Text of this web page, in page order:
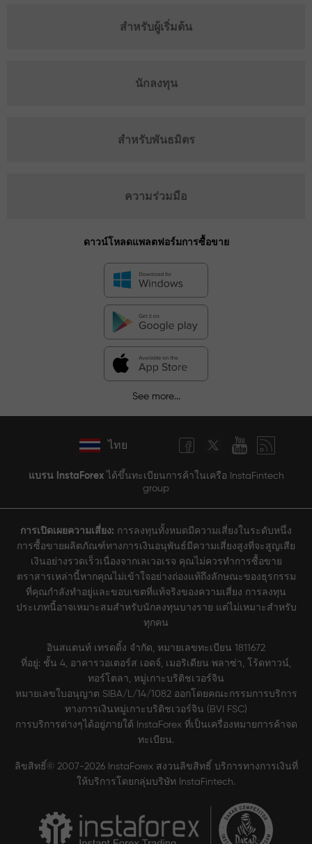
สำหรับผู้เริ่มต้น
นักลงทุน
สำหรับพันธมิตร
ความร่วมมือ
ดาวน์โหลดแพลตฟอร์มการซื้อขาย
See more...
ไทย
แบรน InstaForexได้ขึ้นทะเบียนการค้าในเครือ InstaFintech
group
การเปิดเผยความเสี่ยง: การลงทุนทั้งหมดมีความเสี่ยงในระดับหนึ่ง
การซื้อขายผลิตภัณฑ์ทางการเงินอนุพันธ์มีความเสี่ยงสูงที่จะสูญเสีย
เงินอย่างรวดเร็วเนื่องจากเลเวอเรจ คุณไม่ควรทำการซื้อขาย
ตราสารเหล่านี้หากคุณไม่เข้าใจอย่างถ่องแท้ถึงลักษณะของธุรกรรม
ที่คุณกำลังทำอยู่และขอบเขตที่แท้จริงของความเสี่ยง การลงทุน
ประเภทนี้อาจเหมาะสมสำหรับนักลงทุนบางราย แต่ไม่เหมาะสำหรับ
ทุกคน
อินสแตนท์ เทรดดิ้ง จำกัด, หมายเลขทะเบียน 1811672
ที่อยู่: ชั้น 4, อาคารวอเตอร์ส เอดจ์, เมอริเดียน พลาซ่า, โร้ดทาวน์,
ทอร์โตลา, หมู่เกาะบริติชเวอร์จิน
หมายเลขใบอนุญาต SIBA/L/14/1082 ออกโดยคณะกรรมการบริการ
ทางการเงินหมู่เกาะบริติชเวอร์จิน (BVI FSC)
การบริการต่างๆได้อยู่ภายใต้ InstaForex ที่เป็นเครื่องหมายการค้าจด
ทะเบียน.
ลิขสิทธิ์© 2007-2026 InstaForex สงวนลิขสิทธิ์ บริการทางการเงินที่
ให้บริการโดยกลุ่มบริษัท InstaFintech.